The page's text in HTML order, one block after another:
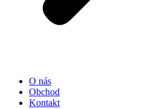
O nás
Obchod
Kontakt